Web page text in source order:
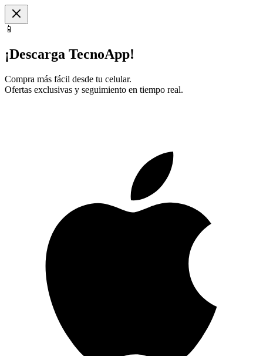
📱
¡Descarga TecnoApp!
Compra más fácil desde tu celular.
Ofertas exclusivas y seguimiento en tiempo real.